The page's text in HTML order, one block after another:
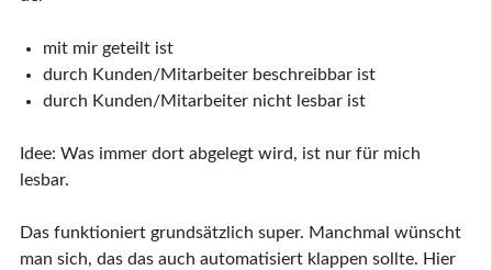
mit mir geteilt ist
durch Kunden/Mitarbeiter beschreibbar ist
durch Kunden/Mitarbeiter nicht lesbar ist
Idee: Was immer dort abgelegt wird, ist nur für mich
lesbar.
Das funktioniert grundsätzlich super. Manchmal wünscht
man sich, das das auch automatisiert klappen sollte. Hier